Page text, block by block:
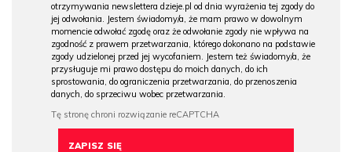
otrzymywania newslettera dzieje.pl od dnia wyrażenia tej zgody do
jej odwołania. Jestem świadomy/a, że mam prawo w dowolnym
momencie odwołać zgodę oraz że odwołanie zgody nie wpływa na
zgodność z prawem przetwarzania, którego dokonano na podstawie
zgody udzielonej przed jej wycofaniem. Jestem też świadomy/a, że
przysługuje mi prawo dostępu do moich danych, do ich
sprostowania, do ograniczenia przetwarzania, do przenoszenia
danych, do sprzeciwu wobec przetwarzania.